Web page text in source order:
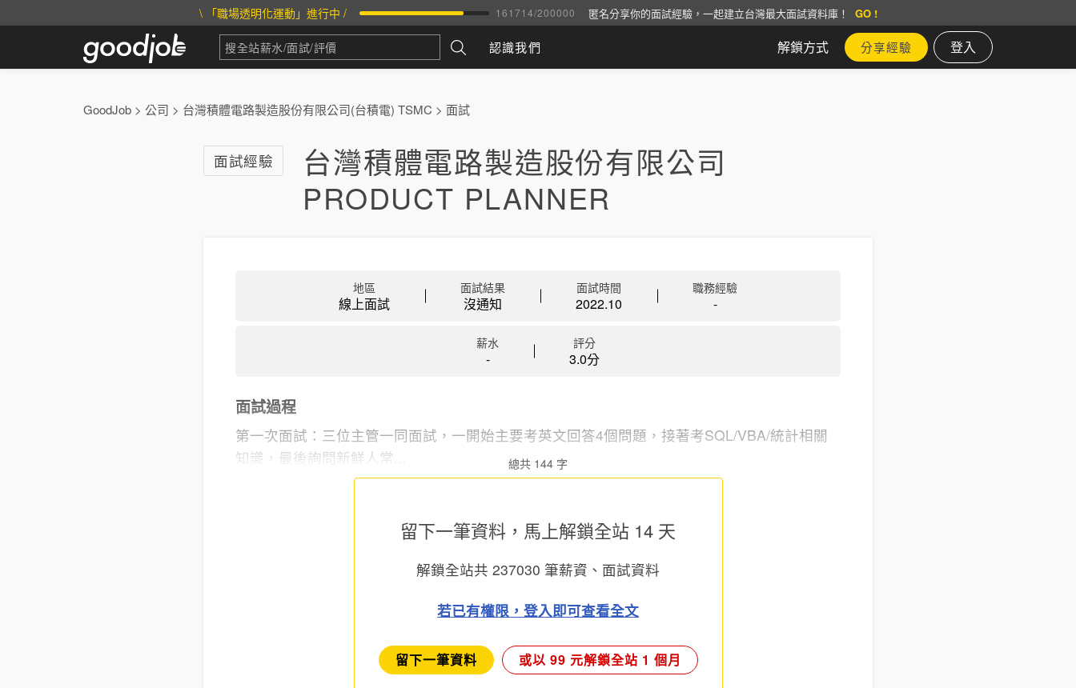
\ 「職場透明化運動」進行中 / 161714/200000 匿名分享你的面試經驗，一起建立台灣最大面試資料庫！ GO !
認識我們 解鎖方式 分享經驗 登入
GoodJob > 公司 > 台灣積體電路製造股份有限公司(台積電) TSMC > 面試
面試經驗
台灣積體電路製造股份有限公司
PRODUCT PLANNER
地區
線上面試
面試結果
沒通知
面試時間
2022.10
職務經驗
-
薪水
-
評分
3.0分
面試過程
第一次面試：三位主管一同面試，一開始主要考英文回答4個問題，接著考SQL/VBA/統計相關
知識，最後詢問新鮮人常...
總共 144 字
留下一筆資料，馬上解鎖全站 14 天
解鎖全站共 237030 筆薪資、面試資料
若已有權限，登入即可查看全文
留下一筆資料 或以 99 元解鎖全站 1 個月